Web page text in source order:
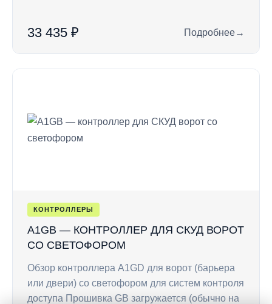
33 435 ₽ Подробнее
: A1G4 —
→
КОНТРОЛЛЕРЫ
A1GB — КОНТРОЛЛЕР ДЛЯ СКУД ВОРОТ
СО СВЕТОФОРОМ
Обзор контроллера A1GD для ворот (барьера
или двери) со светофором для систем контроля
доступа Прошивка GB загружается (обычно на